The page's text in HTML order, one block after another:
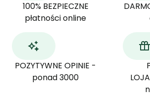
100% BEZPIECZNE
płatności online
POZYTYWNE OPINIE -
ponad 3000